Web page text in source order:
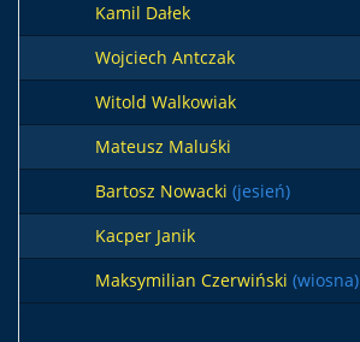
Kamil Dałek
Wojciech Antczak
Witold Walkowiak
Mateusz Maluśki
Bartosz Nowacki (jesień)
Kacper Janik
Maksymilian Czerwiński (wiosna)